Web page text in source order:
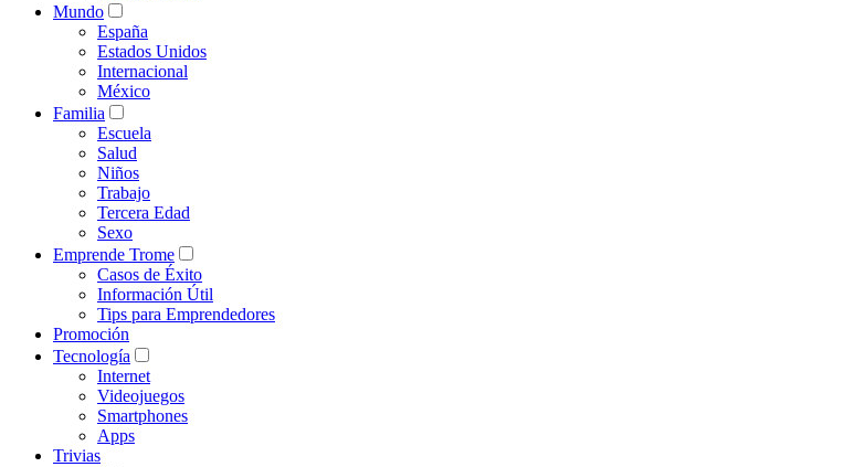
Mundo
España
Estados Unidos
Internacional
México
Familia
Escuela
Salud
Niños
Trabajo
Tercera Edad
Sexo
Emprende Trome
Casos de Éxito
Información Útil
Tips para Emprendedores
Promoción
Tecnología
Internet
Videojuegos
Smartphones
Apps
Trivias